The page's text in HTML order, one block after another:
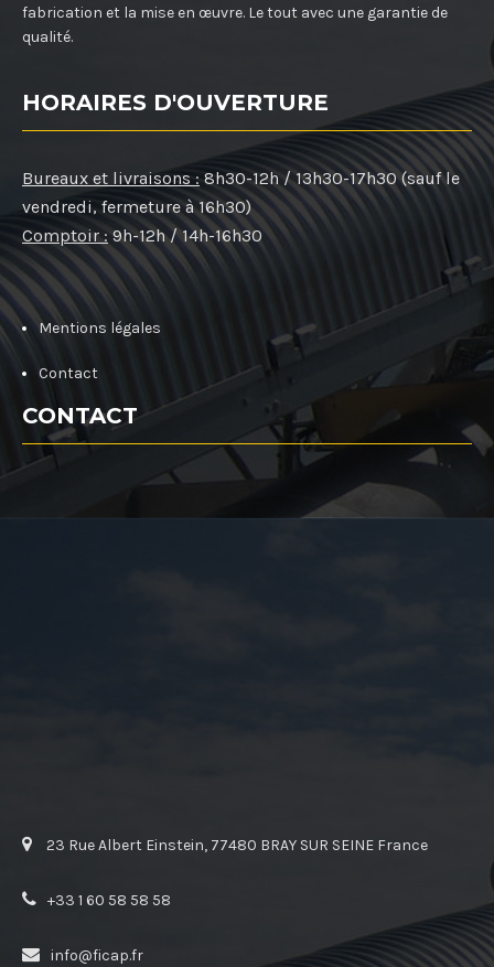
fabrication et la mise en œuvre. Le tout avec une garantie de
qualité.
HORAIRES D'OUVERTURE
Bureaux et livraisons : 8h30-12h / 13h30-17h30 (sauf le
vendredi, fermeture à 16h30)
Comptoir : 9h-12h / 14h-16h30
Mentions légales
Contact
CONTACT
23 Rue Albert Einstein, 77480 BRAY SUR SEINE France
+33 1 60 58 58 58
info@ficap.fr